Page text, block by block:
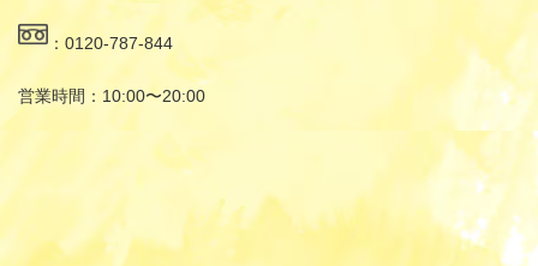
：0120-787-844
営業時間：10:00〜20:00